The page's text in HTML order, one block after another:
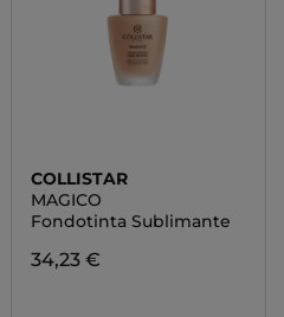
COLLISTAR
MAGICO
Fondotinta Sublimante
34,23 €